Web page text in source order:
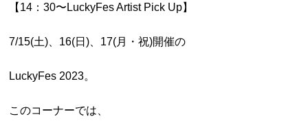
【14：30〜LuckyFes Artist Pick Up】
7/15(土)、16(日)、17(月・祝)開催の
LuckyFes 2023。
このコーナーでは、